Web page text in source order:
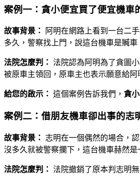
案例一：貪小便宜買了便宜機車
故事背景：
阿明在網路上看到一台二
多久，警察找上門，說這台機車是贓
法院怎麼判： 法院認為阿明為了貪圖
被原車主領回，原車主也表示願意給
給您的啟示： 這個案例告訴我們， 貪
案例二：借朋友機車卻出事的志
故事背景： 志明在一個偶然的場合，
沒多久就被警察攔下，這台機車赫然
法院怎麼判： 法院撤銷了原本判志明